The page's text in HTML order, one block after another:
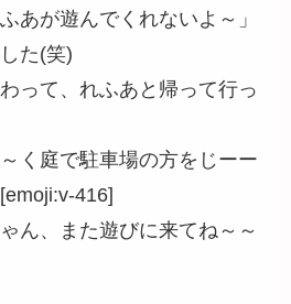
あが遊んでくれないよ～」
た(笑)
って、れふあと帰って行っ
く庭で駐車場の方をじーー
416]
ん、また遊びに来てね～～